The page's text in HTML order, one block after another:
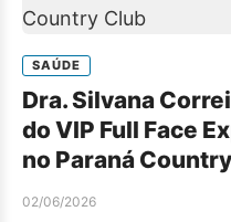
SAÚDE
Dra. Silvana
do VIP Full Face
no Paraná
02/06/2026